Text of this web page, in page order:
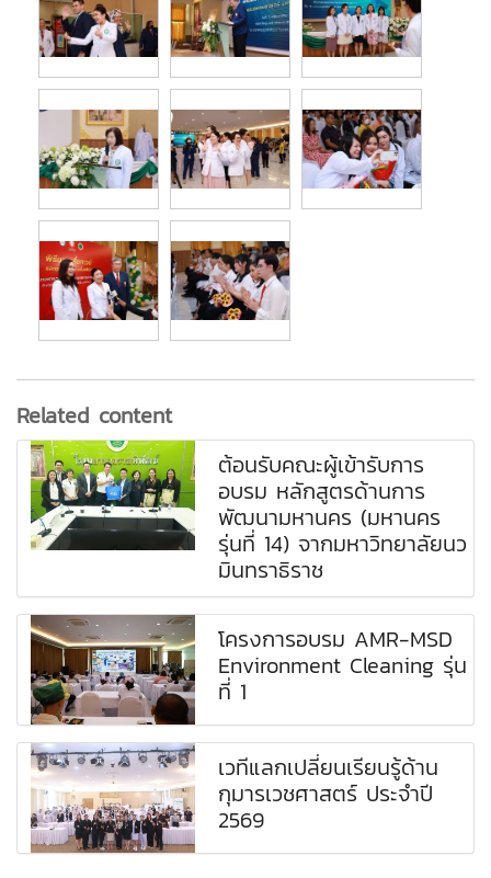
Related content
ต้อนรับคณะผู้เข้ารับการ
อบรม หลักสูตรด้านการ
พัฒนามหานคร (มหานคร
รุ่นที่ 14) จากมหาวิทยาลัยนว
มินทราธิราช
โครงการอบรม AMR-MSD
Environment Cleaning รุ่น
ที่ 1
เวทีแลกเปลี่ยนเรียนรู้ด้าน
กุมารเวชศาสตร์ ประจำปี
2569